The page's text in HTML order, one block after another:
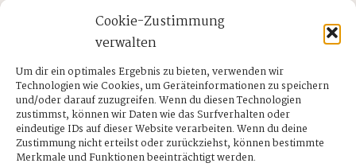
Cookie-Zustimmung
verwalten
Um dir ein optimales Ergebnis zu bieten, verwenden wir
Technologien wie Cookies, um Geräteinformationen zu speichern
und/oder darauf zuzugreifen. Wenn du diesen Technologien
zustimmst, können wir Daten wie das Surfverhalten oder
eindeutige IDs auf dieser Website verarbeiten. Wenn du deine
Zustimmung nicht erteilst oder zurückziehst, können bestimmte
Merkmale und Funktionen beeinträchtigt werden.